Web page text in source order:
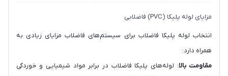
مزایای لوله پلیکا (PVC) فاضلابی
انتخاب لوله پلیکا فاضلاب برای سیستم‌های فاضلاب مزایای زیادی به
همراه دارد:
مقاومت بالا: لوله‌های پلیکا فاضلاب در برابر مواد شیمیایی و خوردگی